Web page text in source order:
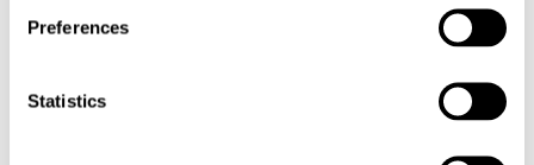
Preferences
Statistics
permettre la coordination des mouvements. Ils sont formés de plusieurs
structures :
du mouvement volontaire ainsi qu'à certains processus du